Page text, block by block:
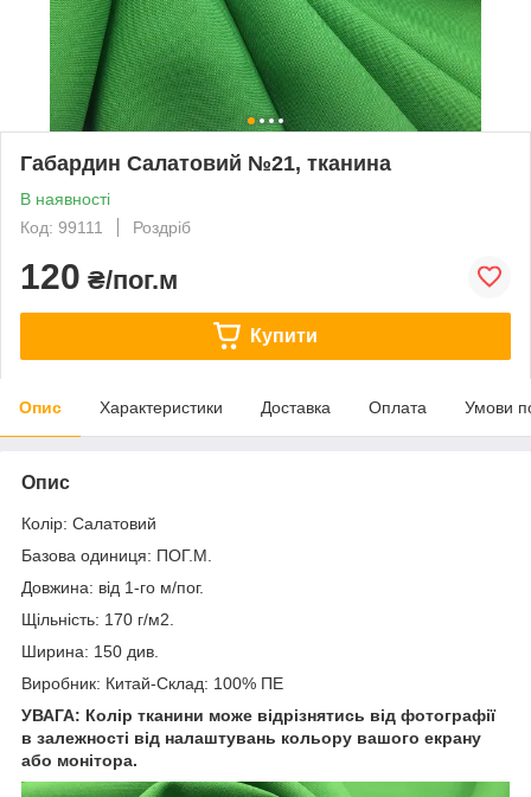
Габардин Салатовий №21, тканина
В наявності
Код: 99111
Роздріб
120 ₴/пог.м
Купити
Опис Характеристики Доставка Оплата Умови
Опис
Колір: Салатовий
Базова одиниця: ПОГ.М.
Довжина: від 1-го м/пог.
Щільність: 170 г/м2.
Ширина: 150 див.
Виробник: Китай-Склад: 100% ПЕ
УВАГА: Колір тканини може відрізнятись від фотографії
в залежності від налаштувань кольору вашого екрану
або монітора.